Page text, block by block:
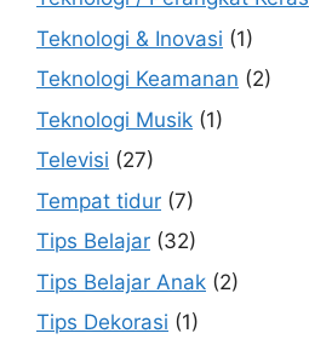
Teknologi & Inovasi (1)
Teknologi Keamanan (2)
Teknologi Musik (1)
Televisi (27)
Tempat tidur (7)
Tips Belajar (32)
Tips Belajar Anak (2)
Tips Dekorasi (1)